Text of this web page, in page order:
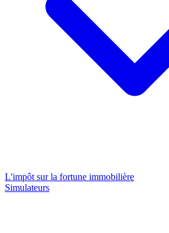
L'impôt sur la fortune immobilière
Simulateurs